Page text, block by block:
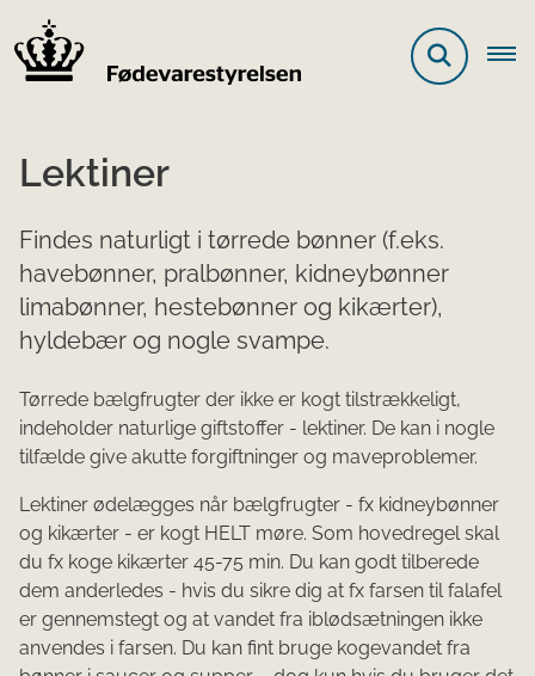
Lektiner
Findes naturligt i tørrede bønner (f.eks.
havebønner, pralbønner, kidneybønner
limabønner, hestebønner og kikærter),
hyldebær og nogle svampe.
Tørrede bælgfrugter der ikke er kogt tilstrækkeligt,
indeholder naturlige giftstoffer - lektiner. De kan i nogle
tilfælde give akutte forgiftninger og maveproblemer.
Lektiner ødelægges når bælgfrugter - fx kidneybønner
og kikærter - er kogt HELT møre. Som hovedregel skal
du fx koge kikærter 45-75 min. Du kan godt tilberede
dem anderledes - hvis du sikre dig at fx farsen til falafel
er gennemstegt og at vandet fra iblødsætningen ikke
anvendes i farsen. Du kan fint bruge kogevandet fra